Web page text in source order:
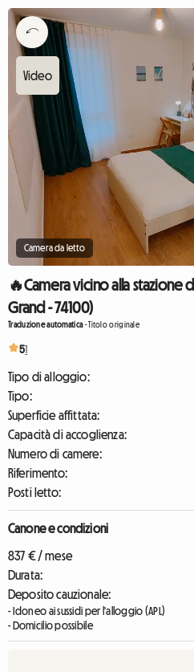
Camera da letto
🔥Camera vicino alla stazione
Grand - 74100)
Traduzione automatica-Titolo originale
51
Tipo di alloggio:
Tipo:
Superficie affittata:
Capacità di accoglienza:
Numero di camere:
Riferimento:
Posti letto:
Canone e condizioni
837 € / mese
Durata:
Deposito cauzionale:
- Idoneo ai sussidi per l'alloggio (APL)
- Domicilio possibile